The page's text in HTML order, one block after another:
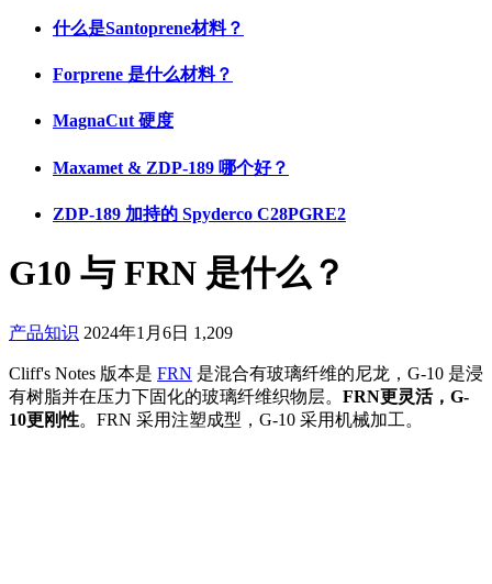
什么是Santoprene材料？
Forprene 是什么材料？
MagnaCut 硬度
Maxamet & ZDP-189 哪个好？
ZDP-189 加持的 Spyderco C28PGRE2
G10 与 FRN 是什么？
产品知识 2024年1月6日 1,209
Cliff's Notes 版本是 FRN 是混合有玻璃纤维的尼龙，G-10 是浸
有树脂并在压力下固化的玻璃纤维织物层。 FRN更灵活，G-
10更刚性。FRN 采用注塑成型，G-10 采用机械加工。